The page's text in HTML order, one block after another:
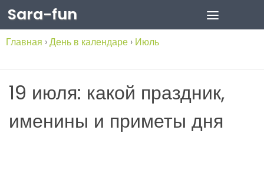
Skip to content
Sara-fun
Главная ›День в календаре › Июль
19 июля: какой праздник,
именины и приметы дня